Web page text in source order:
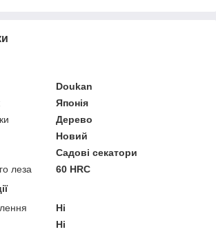
Doukan
Японія
Дерево
Новий
Садові секатори
леза
60 HRC
Ні
Ні